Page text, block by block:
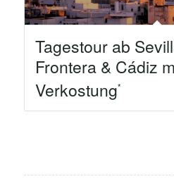
Tagestour ab
Frontera & Cádiz
Verkostung